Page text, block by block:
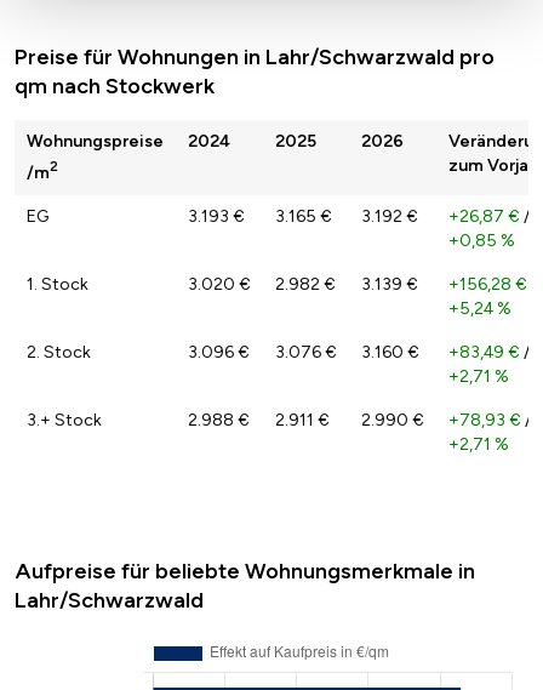
Preise für Wohnungen in Lahr/Schwarzwald pro
qm nach Stockwerk
Wohnungspreise
/m2
2024 2025 2026
zum Vorjahr
EG 3.193 € 3.165 € 3.192 € +26,87 € /
+0,85 %
1. Stock 3.020 € 2.982 € 3.139 € +156,28 €
+5,24 %
2. Stock 3.096 € 3.076 € 3.160 € +83,49 € /
+2,71 %
3.+ Stock 2.988 € 2.911 € 2.990 € +78,93 € /
+2,71 %
Aufpreise für beliebte Wohnungsmerkmale in
Lahr/Schwarzwald